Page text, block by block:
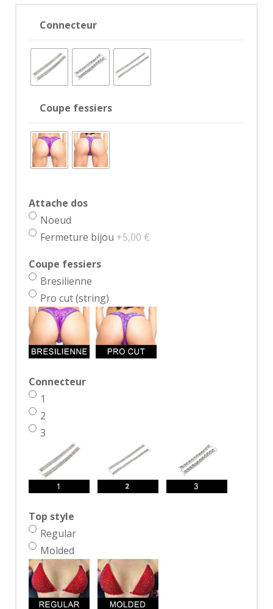
Connecteur
Coupe fessiers
Attache dos
Noeud
Fermeture bijou +5,00 €
Coupe fessiers
Bresilienne
Pro cut (string)
Connecteur
1
2
3
Top style
Regular
Molded